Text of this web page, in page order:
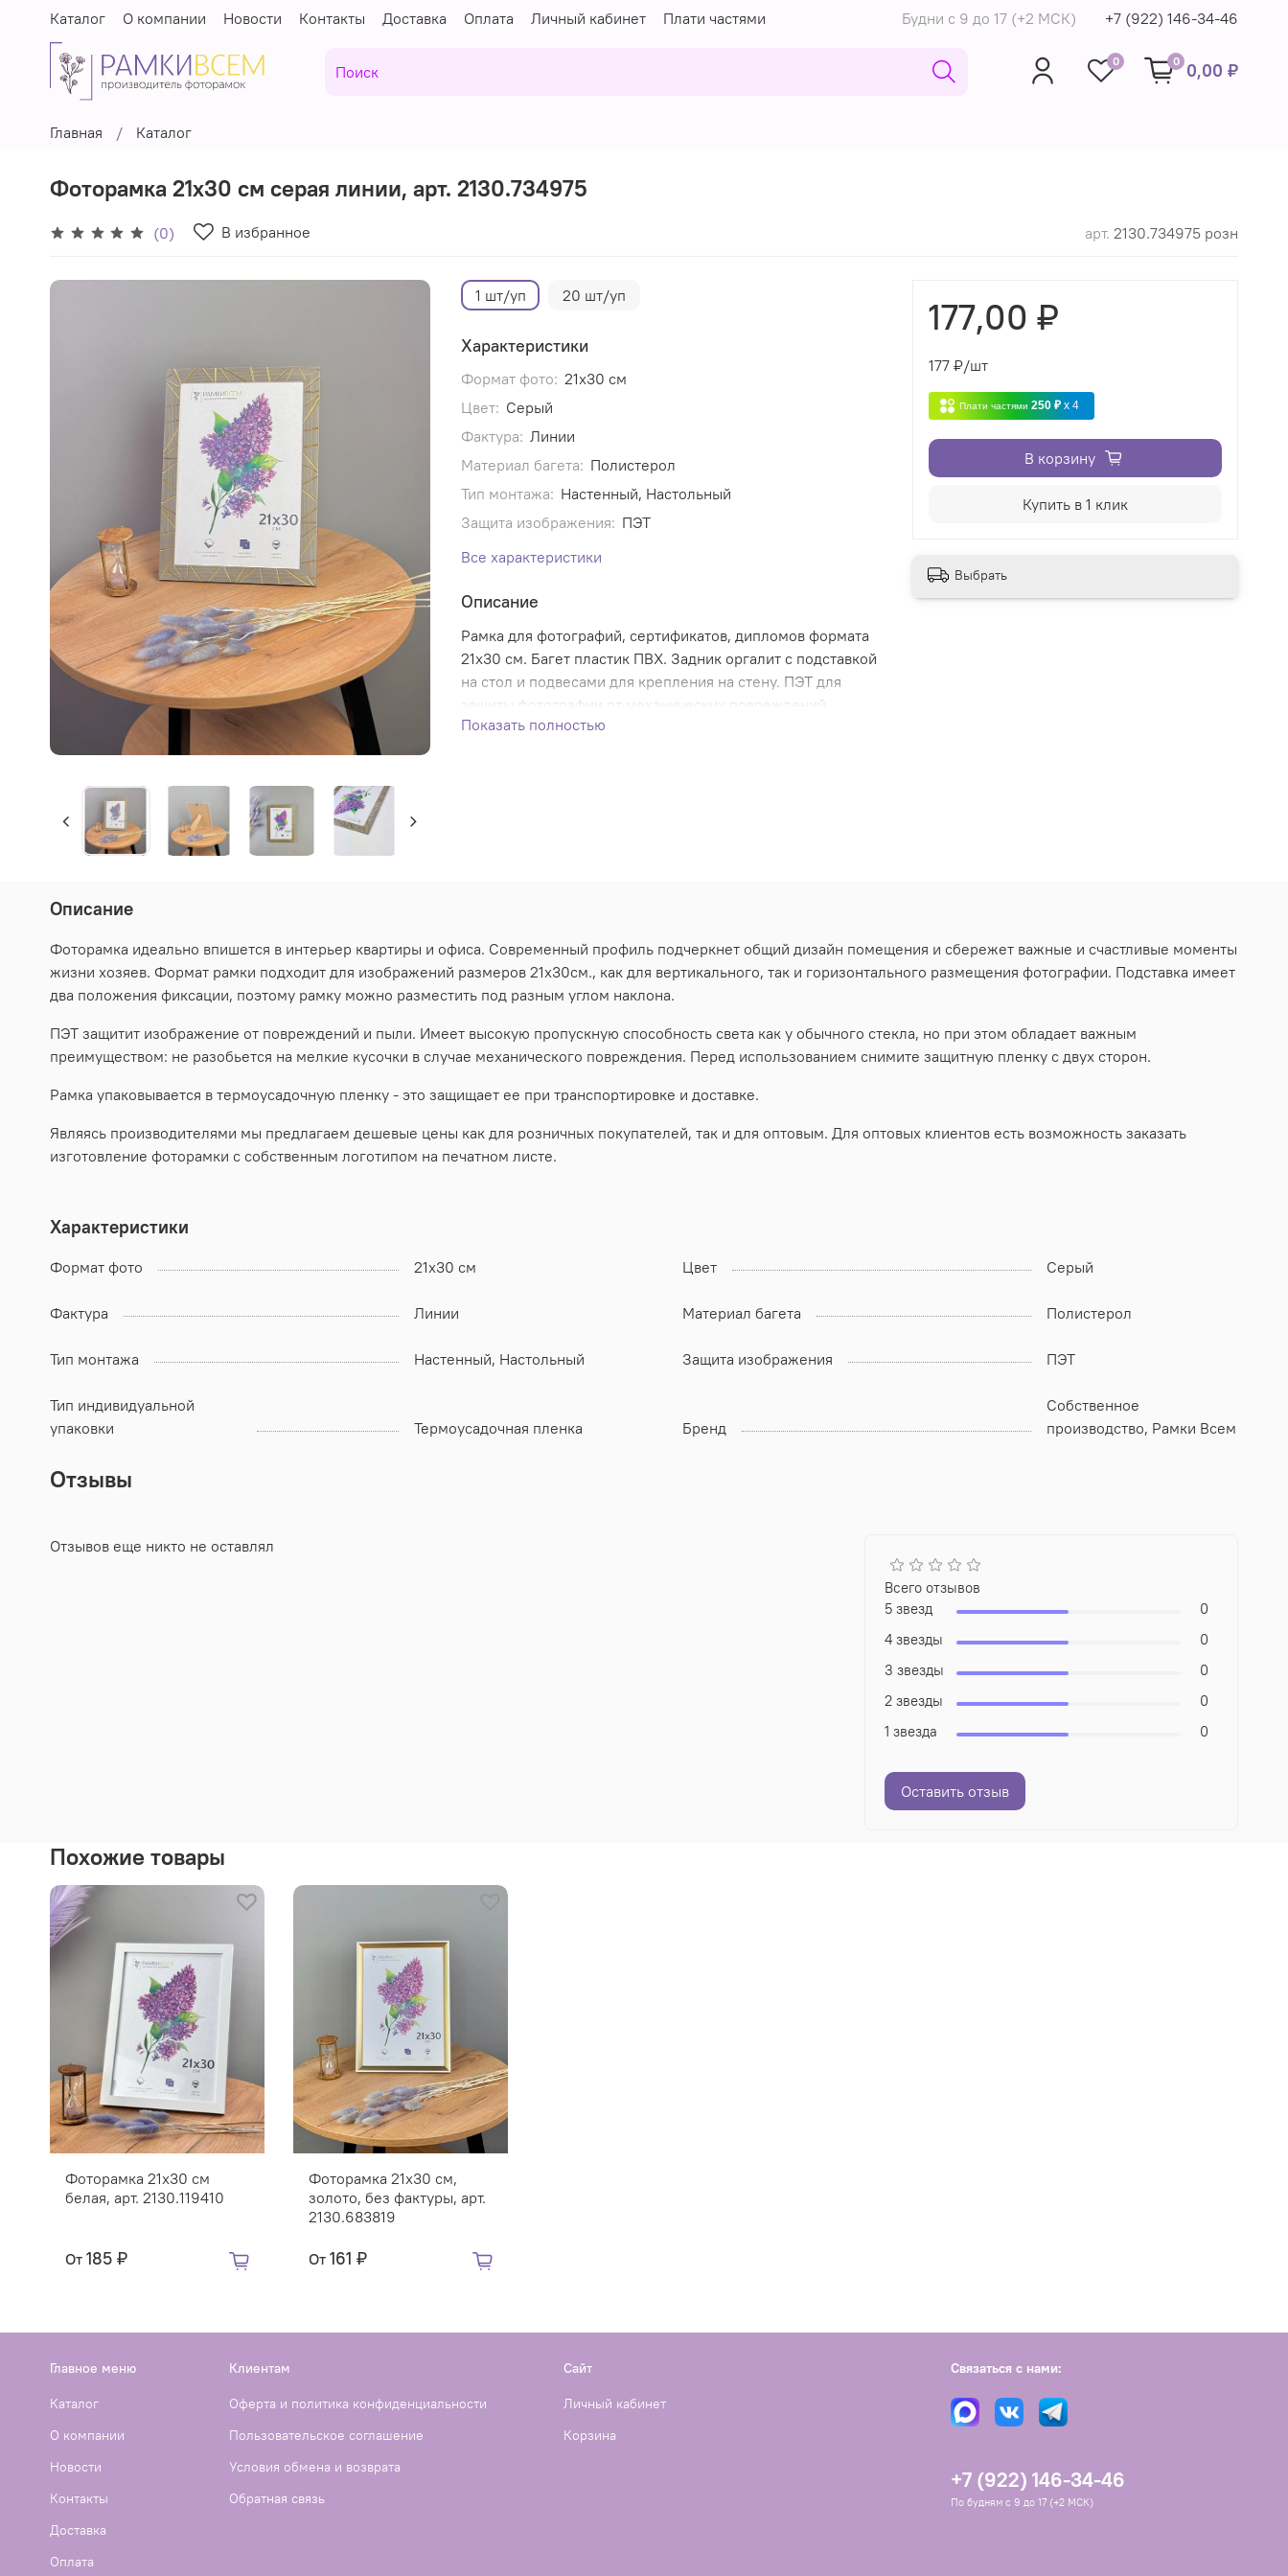
Каталог О компании Новости Контакты Доставка Оплата Личный кабинет Плати частями Будни с 9 до 17 (+2 МСК) +7 (922) 146-34-46
0 0 0,00 ₽
Главная Каталог
Фоторамка 21х30 см серая линии, арт. 2130.734975
(0) В избранное арт. 2130.734975 розн
1 шт/уп 20 шт/уп
Характеристики
Формат фото: 21х30 см
Цвет: Серый
Фактура: Линии
Материал багета: Полистерол
Тип монтажа: Настенный, Настольный
Защита изображения: ПЭТ
Все характеристики
Описание
Рамка для фотографий, сертификатов, дипломов формата
21х30 см. Багет пластик ПВХ. Задник оргалит с подставкой
на стол и подвесами для крепления на стену. ПЭТ для
защиты фотографии от механических повреждений.
Показать полностью
177,00 ₽
177 ₽/шт
Плати частями 250 ₽ x 4
В корзину
Купить в 1 клик
Выбрать
Описание
Фоторамка идеально впишется в интерьер квартиры и офиса. Современный профиль подчеркнет общий дизайн помещения и сбережет важные и счастливые моменты
жизни хозяев. Формат рамки подходит для изображений размеров 21х30см., как для вертикального, так и горизонтального размещения фотографии. Подставка имеет
два положения фиксации, поэтому рамку можно разместить под разным углом наклона.
ПЭТ защитит изображение от повреждений и пыли. Имеет высокую пропускную способность света как у обычного стекла, но при этом обладает важным
преимуществом: не разобьется на мелкие кусочки в случае механического повреждения. Перед использованием снимите защитную пленку с двух сторон.
Рамка упаковывается в термоусадочную пленку - это защищает ее при транспортировке и доставке.
Являясь производителями мы предлагаем дешевые цены как для розничных покупателей, так и для оптовым. Для оптовых клиентов есть возможность заказать
изготовление фоторамки с собственным логотипом на печатном листе.
Характеристики
Формат фото 21х30 см Цвет Серый
Фактура Линии Материал багета Полистерол
Тип монтажа Настенный, Настольный Защита изображения ПЭТ
Тип индивидуальной
упаковки
Термоусадочная пленка Бренд
Собственное
производство, Рамки Всем
Отзывы
Отзывов еще никто не оставлял
Всего отзывов
5 звезд
0
4 звезды
0
3 звезды
0
2 звезды
0
1 звезда
0
Оставить отзыв
Похожие товары
Фоторамка 21х30 см
белая, арт. 2130.119410
От 185 ₽
Фоторамка 21х30 см,
золото, без фактуры, арт.
2130.683819
От 161 ₽
Главное меню
Каталог
О компании
Новости
Контакты
Доставка
Оплата
Клиентам
Оферта и политика конфиденциальности
Пользовательское соглашение
Условия обмена и возврата
Обратная связь
Сайт
Личный кабинет
Корзина
Связаться с нами:
+7 (922) 146-34-46
По будням с 9 до 17 (+2 МСК)